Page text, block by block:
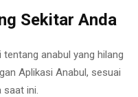
Sekitar Anda
anabul yang hilang
Aplikasi Anabul, sesuai
saat ini.